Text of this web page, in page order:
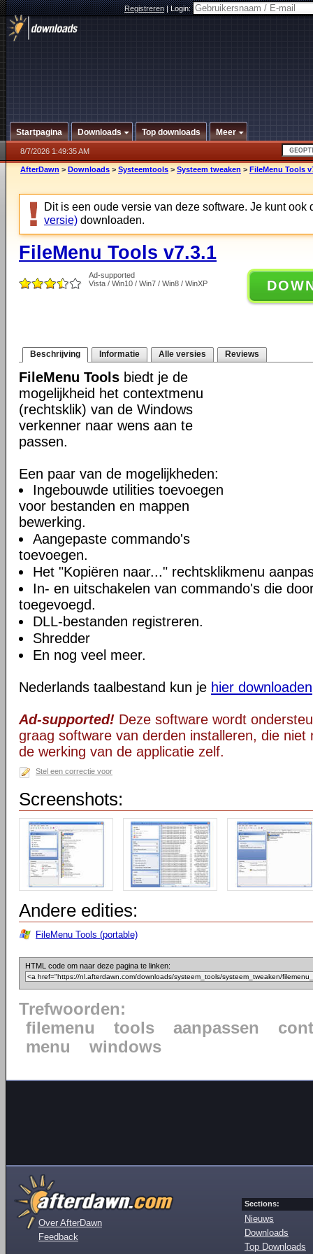
Registreren|Login:
Startpagina Downloads Top downloads Meer
8/7/2026 1:49:35 AM
AfterDawn > Downloads > Systeemtools > Systeem tweaken > FileMenu Tools
Dit is een oude versie van deze software. Je kunt ook
versie) downloaden.
FileMenu Tools v7.3.1
Ad-supported
Vista / Win10 / Win7 / Win8 / WinXP
Beschrijving Informatie Alle versies Reviews
FileMenu Tools biedt je de
mogelijkheid het contextmenu
(rechtsklik) van de Windows
verkenner naar wens aan te
passen.
Een paar van de mogelijkheden:
Ingebouwde utilities toevoegen
voor bestanden en mappen
bewerking.
Aangepaste commando's
toevoegen.
Het "Kopiëren naar..." rechtsklikmenu
In- en uitschakelen van commando's die
toegevoegd.
DLL-bestanden registreren.
Shredder
En nog veel meer.
Nederlands taalbestand kun je hier downloaden
Ad-supported! Deze software wordt
graag software van derden installeren, die niet
de werking van de applicatie zelf.
Stel een correctie voor
Screenshots:
Andere edities:
FileMenu Tools (portable)
HTML code om naar deze pagina te linken:
Trefwoorden:
filemenu
tools aanpassen
menu
windows
Over AfterDawn
Feedback
Sections:
Nieuws
Downloads
Top Downloads